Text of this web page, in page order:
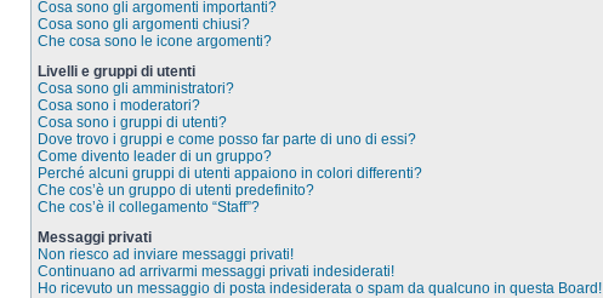
Cosa sono gli argomenti importanti?
Cosa sono gli argomenti chiusi?
Che cosa sono le icone argomenti?
Livelli e gruppi di utenti
Cosa sono gli amministratori?
Cosa sono i moderatori?
Cosa sono i gruppi di utenti?
Dove trovo i gruppi e come posso far parte di uno di essi?
Come divento leader di un gruppo?
Perché alcuni gruppi di utenti appaiono in colori differenti?
Che cos’è un gruppo di utenti predefinito?
Che cos’è il collegamento “Staff”?
Messaggi privati
Non riesco ad inviare messaggi privati!
Continuano ad arrivarmi messaggi privati indesiderati!
Ho ricevuto un messaggio di posta indesiderata o spam da qualcuno in questa Board!